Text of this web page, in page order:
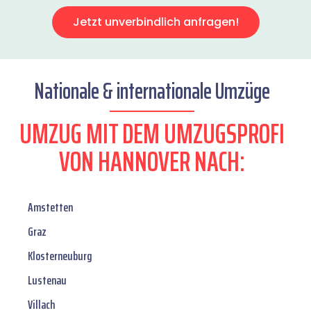
Jetzt unverbindlich anfragen!
Nationale & internationale Umzüge
UMZUG MIT DEM UMZUGSPROFI
VON HANNOVER NACH:
Amstetten
Graz
Klosterneuburg
Lustenau
Villach